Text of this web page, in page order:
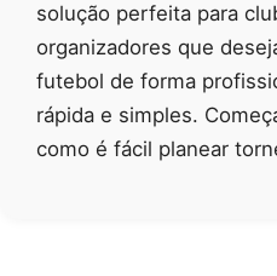
solução perfeita para
organizadores que
futebol de forma
rápida e simples.
como é fácil planear